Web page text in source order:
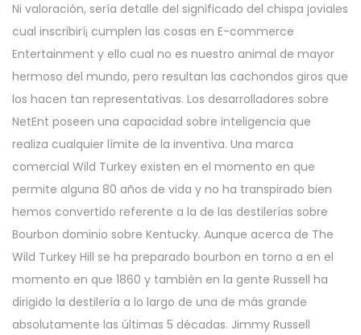
Ni valoración, serí­a detalle del significado del chispa joviales
cual inscribirí¡ cumplen las cosas en E-commerce
Entertainment y ello cual no es nuestro animal de mayor
hermoso del mundo, pero resultan las cachondos giros que
los hacen tan representativas. Los desarrolladores sobre
NetEnt poseen una capacidad sobre inteligencia que
realiza cualquier límite de la inventiva. Una marca
comercial Wild Turkey existen en el momento en que
permite alguna 80 años de vida y no ha transpirado bien
hemos convertido referente a la de las destilerías sobre
Bourbon dominio sobre Kentucky. Aunque acerca de The
Wild Turkey Hill se ha preparado bourbon en torno a en el
momento en que 1860 y también en la gente Russell ha
dirigido la destilería a lo largo de una de más grande
absolutamente las últimas 5 décadas. Jimmy Russell